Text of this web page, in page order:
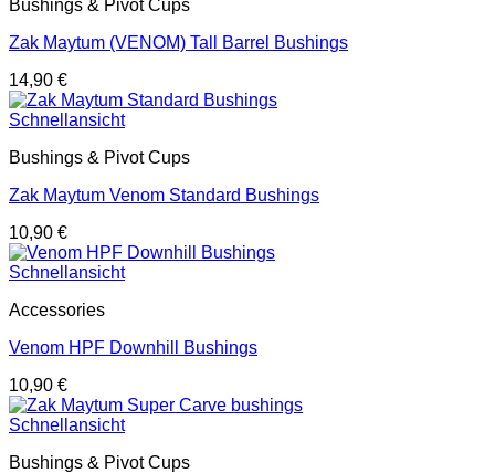
Bushings & Pivot Cups
Zak Maytum (VENOM) Tall Barrel Bushings
14,90 €
Schnellansicht
Bushings & Pivot Cups
Zak Maytum Venom Standard Bushings
10,90 €
Schnellansicht
Accessories
Venom HPF Downhill Bushings
10,90 €
Schnellansicht
Bushings & Pivot Cups